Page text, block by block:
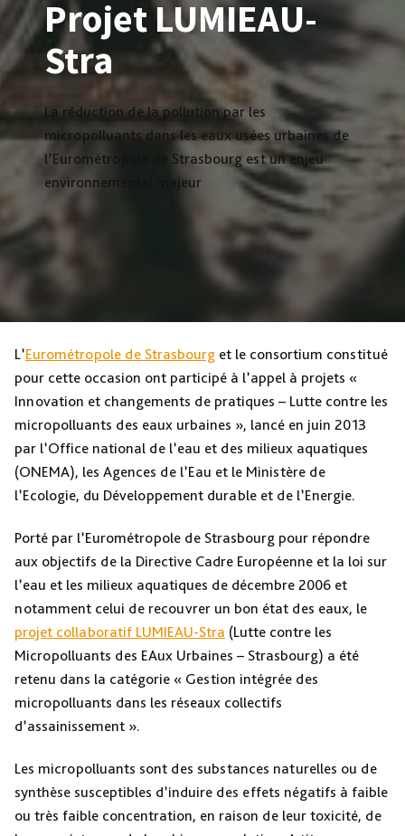
Projet LUMIEAU-
Stra
La réduction de la pollution par les
micropolluants dans les eaux usées urbaines de
l’Eurométropole de Strasbourg est un enjeu
environnemental majeur
L’Eurométropole de Strasbourg et le consortium constitué
pour cette occasion ont participé à l’appel à projets «
Innovation et changements de pratiques – Lutte contre les
micropolluants des eaux urbaines », lancé en juin 2013
par l’Office national de l’eau et des milieux aquatiques
(ONEMA), les Agences de l’Eau et le Ministère de
l’Ecologie, du Développement durable et de l’Energie.
Porté par l’Eurométropole de Strasbourg pour répondre
aux objectifs de la Directive Cadre Européenne et la loi sur
l’eau et les milieux aquatiques de décembre 2006 et
notamment celui de recouvrer un bon état des eaux, le
projet collaboratif LUMIEAU-Stra (Lutte contre les
Micropolluants des EAux Urbaines – Strasbourg) a été
retenu dans la catégorie « Gestion intégrée des
micropolluants dans les réseaux collectifs
d’assainissement ».
Les micropolluants sont des substances naturelles ou de
synthèse susceptibles d’induire des effets négatifs à faible
ou très faible concentration, en raison de leur toxicité, de